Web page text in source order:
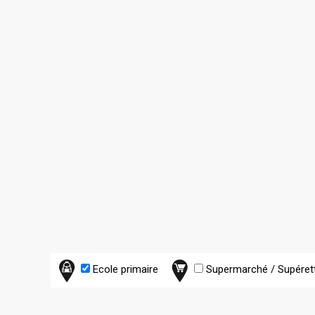
Ecole primaire Supermarché /